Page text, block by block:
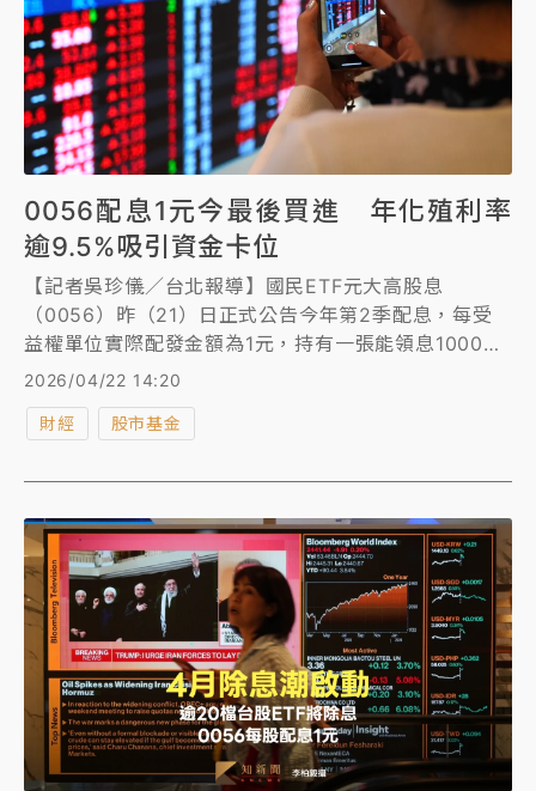
0056配息1元今最後買進 年化殖利率
逾9.5%吸引資金卡位
【記者吳珍儀／台北報導】國民ETF元大高股息
（0056）昨（21）日正式公告今年第2季配息，每受
益權單位實際配發金額為1元，持有一張能領息1000
元，將在明（23）日除息，今（22）日是最後買進
41.97元，計算後年化配息率超過9.5%。
2026/04/22 14:20
財經 股市基金